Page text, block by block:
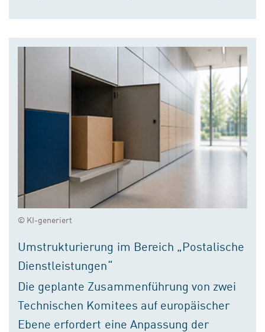
© KI-generiert
Umstrukturierung im Bereich „Postalische
Dienstleistungen“
Die geplante Zusammenführung von zwei
Technischen Komitees auf europäischer
Ebene erfordert eine Anpassung der